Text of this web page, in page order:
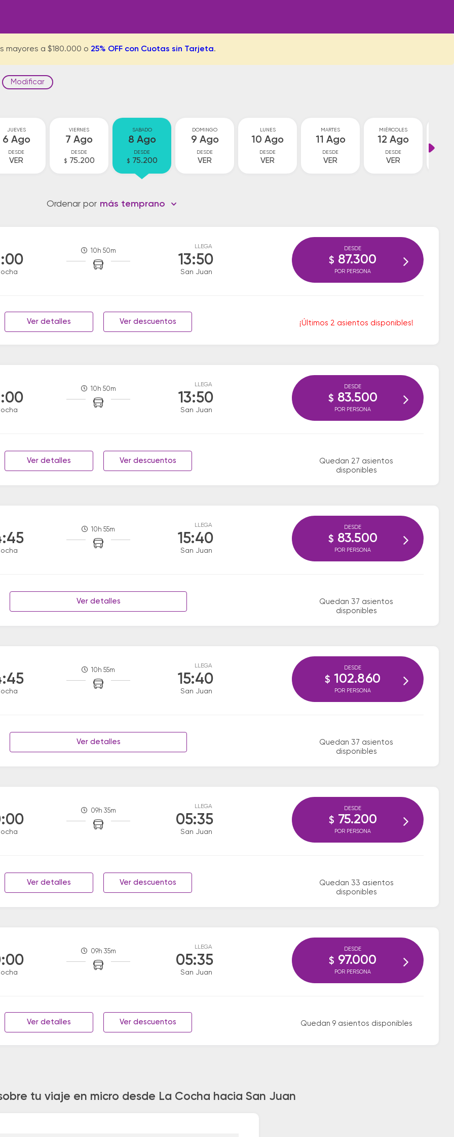
mayores a $180.000 o 25% OFF con Cuotas sin Tarjeta.
Modificar
JUEVES
6 Ago
DESDE
VER
VIERNES
7 Ago
DESDE
$ 75.200
SABADO
8 Ago
DESDE
$ 75.200
DOMINGO
9 Ago
DESDE
VER
LUNES
10 Ago
DESDE
VER
MARTES
11 Ago
DESDE
VER
MIÉRCOLES
12 Ago
DESDE
VER
Ordenar por más temprano
10h 50m
LLEGA
13:50
San Juan
Ver detalles Ver descuentos ¡Últimos 2 asientos disponibles!
DESDE
$ 87.300
POR PERSONA
10h 50m
LLEGA
13:50
San Juan
Ver detalles Ver descuentos
Quedan 27 asientos
disponibles
DESDE
$ 83.500
POR PERSONA
10h 55m
LLEGA
15:40
San Juan
Ver detalles
Quedan 37 asientos
disponibles
DESDE
$ 83.500
POR PERSONA
10h 55m
LLEGA
15:40
San Juan
Ver detalles
Quedan 37 asientos
disponibles
DESDE
$ 102.860
POR PERSONA
09h 35m
LLEGA
05:35
San Juan
Ver detalles Ver descuentos
Quedan 33 asientos
disponibles
DESDE
$ 75.200
POR PERSONA
09h 35m
LLEGA
05:35
San Juan
Ver detalles Ver descuentos Quedan 9 asientos disponibles
DESDE
$ 97.000
POR PERSONA
tu viaje en micro desde La Cocha hacia San Juan